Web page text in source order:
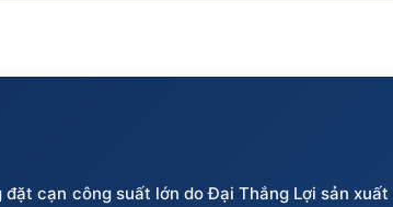
cạn công suất lớn do Đại Thắng Lợi sản